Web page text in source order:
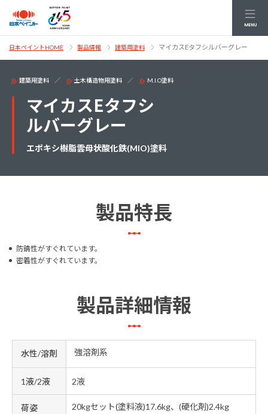
MENU
日本ペイントHOME 製品情報 建築用塗料 マイカスEタフシルバーグレー
建築用塗料 土木構造物用塗料 M.I.O塗料
マイカスEタフシ
ルバーグレー
エポキシ樹脂雲母状酸化鉄(MIO)塗料
製品特長
防錆性がすぐれています。
密着性がすぐれています。
製品詳細情報
水性/溶剤 強溶剤系
1液/2液 2液
荷姿 20kgセット(塗料液)17.6kg、(硬化剤)2.4kg